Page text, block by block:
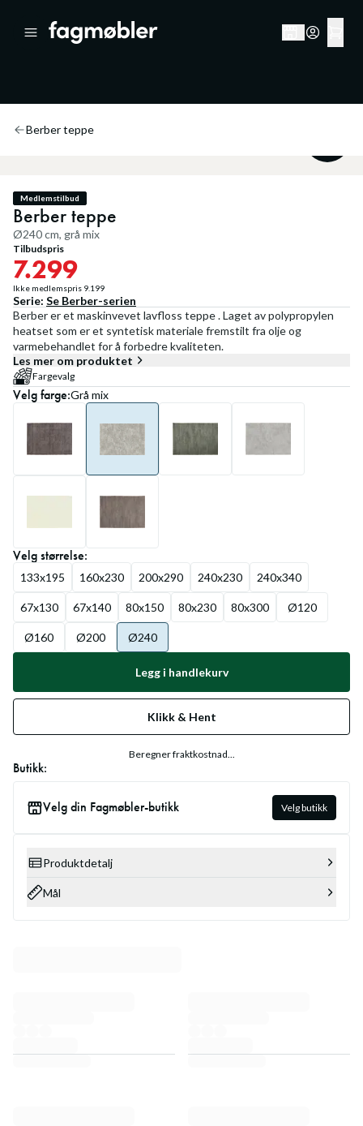
Berber teppe
Medlemstilbud
Berber teppe
Ø240 cm, grå mix
Tilbudspris
7.299
Ikke medlemspris 9.199
Serie: Se Berber-serien
Berber er et maskinvevet lavfloss teppe . Laget av polypropylen
heatset som er et syntetisk materiale fremstilt fra olje og
varmebehandlet for å forbedre kvaliteten.
Les mer om produktet
Fargevalg
Velgfarge:Grå mix
Velgstørrelse:
133x195 160x230 200x290 240x230 240x340
67x130 67x140 80x150 80x230 80x300 Ø120
Ø160 Ø200 Ø240
Legg i handlekurv
Klikk & Hent
Beregner fraktkostnad...
Butikk:
Velg din Fagmøbler-butikk Velg butikk
Produktdetalj
Mål